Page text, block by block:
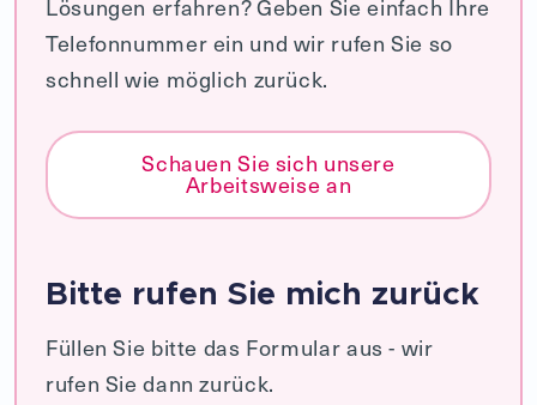
Lösungen erfahren? Geben Sie einfach Ihre
Telefonnummer ein und wir rufen Sie so
schnell wie möglich zurück.
Schauen Sie sich unsere
Arbeitsweise an
Bitte rufen Sie mich zurück
Füllen Sie bitte das Formular aus - wir
rufen Sie dann zurück.